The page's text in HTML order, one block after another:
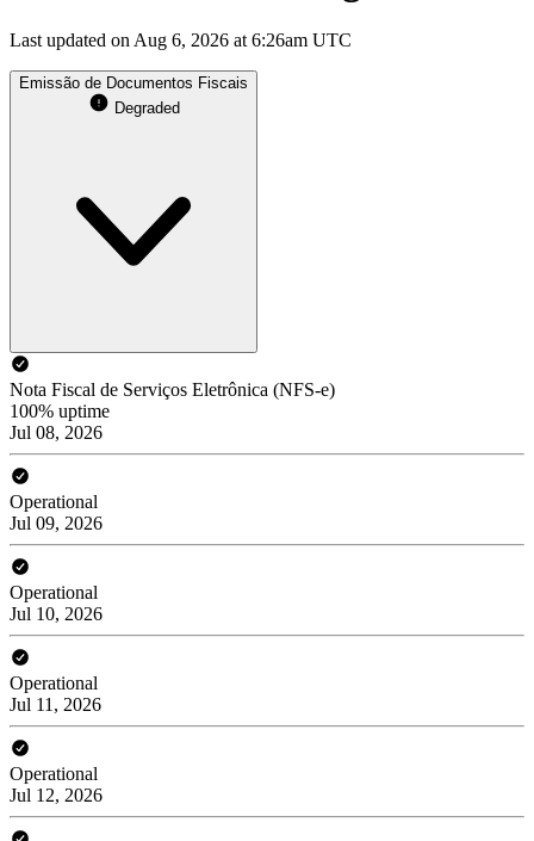
Last updated on Aug 6, 2026 at 6:26am UTC
Emissão de Documentos Fiscais
Degraded
Nota Fiscal de Serviços Eletrônica (NFS-e)
100% uptime
Jul 08, 2026
Operational
Jul 09, 2026
Operational
Jul 10, 2026
Operational
Jul 11, 2026
Operational
Jul 12, 2026